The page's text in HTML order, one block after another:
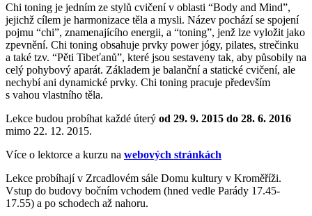
Chi toning je jedním ze stylů cvičení v oblasti “Body and Mind”,
jejichž cílem je harmonizace těla a mysli. Název pochází se spojení
pojmu “chi”, znamenajícího energii, a “toning”, jenž lze vyložit jako
zpevnění. Chi toning obsahuje prvky power jógy, pilates, strečinku
a také tzv. “Pěti Tibeťanů”, které jsou sestaveny tak, aby působily na
celý pohybový aparát. Základem je balanční a statické cvičení, ale
nechybí ani dynamické prvky. Chi toning pracuje především
s vahou vlastního těla.
Lekce budou probíhat každé úterý od 29. 9. 2015 do 28. 6. 2016
mimo 22. 12. 2015.
Více o lektorce a kurzu na webových stránkách
Lekce probíhají v Zrcadlovém sále Domu kultury v Kroměříži.
Vstup do budovy bočním vchodem (hned vedle Parády 17.45-
17.55) a po schodech až nahoru.